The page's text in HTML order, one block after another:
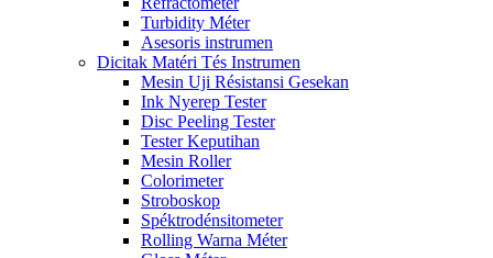
Turbidity Méter
Asesoris instrumen
Dicitak Matéri Tés Instrumen
Mesin Uji Résistansi Gesekan
Ink Nyerep Tester
Disc Peeling Tester
Tester Keputihan
Mesin Roller
Colorimeter
Stroboskop
Spéktrodénsitometer
Rolling Warna Méter